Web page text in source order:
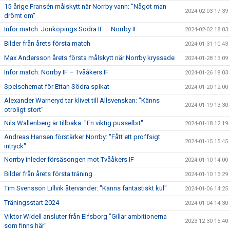
15-årige Fransén målskytt när Norrby vann: "Något man
drömt om"
2024-02-03 17:39
Inför match: Jönköpings Södra IF – Norrby IF 2024-02-02 18:03
Bilder från årets första match 2024-01-31 10:43
Max Andersson årets första målskytt när Norrby kryssade 2024-01-28 13:09
Inför match: Norrby IF – Tvååkers IF 2024-01-26 18:03
Spelschemat för Ettan Södra spikat 2024-01-20 12:00
Alexander Warneryd tar klivet till Allsvenskan: "Känns
otroligt stort"
2024-01-19 13:30
Nils Wallenberg är tillbaka: "En viktig pusselbit" 2024-01-18 12:19
Andreas Hansen förstärker Norrby: "Fått ett proffsigt
intryck"
2024-01-15 15:45
Norrby inleder försäsongen mot Tvååkers IF 2024-01-10 14:00
Bilder från årets första träning 2024-01-10 13:29
Tim Svensson Lillvik återvänder: "Känns fantastiskt kul" 2024-01-06 14:25
Träningsstart 2024 2024-01-04 14:30
Viktor Widell ansluter från Elfsborg "Gillar ambitionerna
som finns här"
2023-12-30 15:40